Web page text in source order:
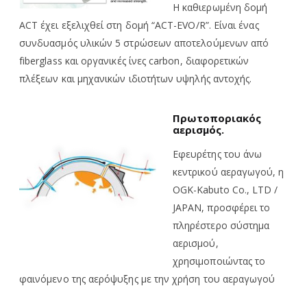
Η καθιερωμένη δομή
ACT έχει εξελιχθεί στη δομή “ACT-EVO/R”. Είναι ένας
συνδυασμός υλικών 5 στρώσεων αποτελούμενων από
fiberglass και οργανικές ίνες carbon, διαφορετικών
πλέξεων και μηχανικών ιδιοτήτων υψηλής αντοχής.
Πρωτοποριακός
αερισμός.
Εφευρέτης του άνω
κεντρικού αεραγωγού, η
OGK-Kabuto Co., LTD /
JAPAN, προσφέρει το
πληρέστερο σύστημα
αερισμού,
χρησιμοποιώντας το
φαινόμενο της αερόψυξης με την χρήση του αεραγωγού